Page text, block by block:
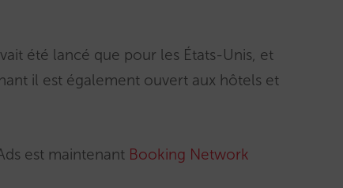
été lancé que pour les États-Unis, et
il est également ouvert aux hôtels et
est maintenant Booking Network